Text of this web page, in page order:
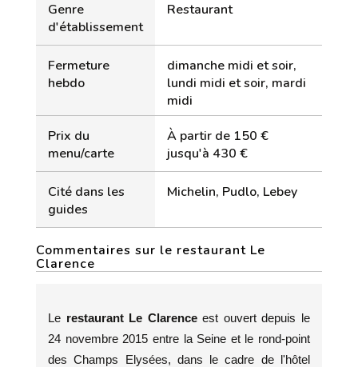
Genre
d'établissement
Restaurant
Fermeture
hebdo
dimanche midi et soir,
lundi midi et soir, mardi
midi
Prix du
menu/carte
À partir de 150 €
jusqu'à 430 €
Cité dans les
guides
Michelin, Pudlo, Lebey
Commentaires sur le restaurant Le
Clarence
Le restaurant Le Clarenceest ouvert depuis le
24 novembre 2015 entre la Seine et le rond-point
des Champs Elysées, dans le cadre de l'hôtel